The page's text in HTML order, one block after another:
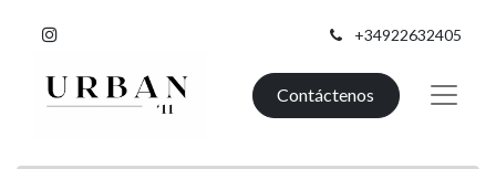
+34922632405
Contáctenos